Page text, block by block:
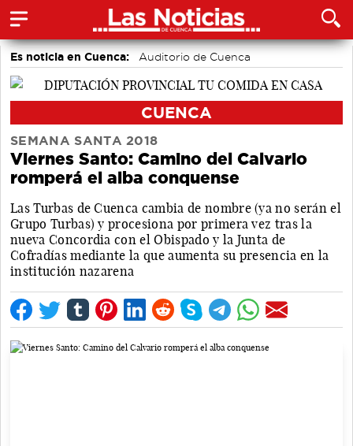
Es noticia en Cuenca: Auditorio de Cuenca
CUENCA
SEMANA SANTA 2018
Viernes Santo: Camino del Calvario
romperá el alba conquense
Las Turbas de Cuenca cambia de nombre (ya no serán el
Grupo Turbas) y procesiona por primera vez tras la
nueva Concordia con el Obispado y la Junta de
Cofradías mediante la que aumenta su presencia en la
institución nazarena